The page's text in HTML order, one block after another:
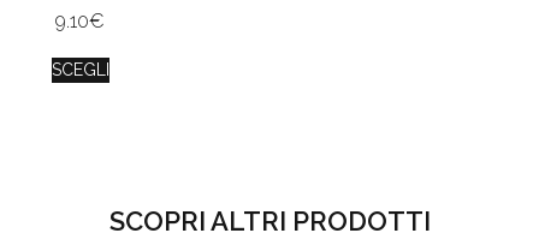
9.10€
SCEGLI
SCOPRI ALTRI PRODOTTI